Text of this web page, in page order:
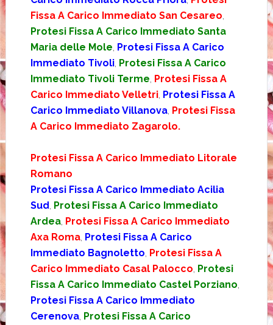
Fissa A Carico Immediato San Cesareo
Protesi Fissa A Carico Immediato Santa
Maria delle Mole Protesi Fissa A Carico
Immediato Tivoli, Protesi Fissa A Carico
Immediato Tivoli Terme Protesi Fissa A
Carico Immediato Velletri, Protesi Fissa A
Carico Immediato Villanova, Protesi Fissa
A Carico Immediato Zagarolo.
Protesi Fissa A Carico Immediato Litorale
Romano
Protesi Fissa A Carico Immediato Acilia
Sud Protesi Fissa A Carico Immediato
Ardea, Protesi Fissa A Carico Immediato
Axa Roma, Protesi Fissa A Carico
Immediato Bagnoletto Protesi Fissa A
Carico Immediato Casal Palocco Protesi
Fissa A Carico Immediato Castel Porziano
Protesi Fissa A Carico Immediato
Cerenova, Protesi Fissa A Carico